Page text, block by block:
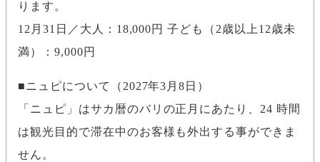
ります。
12月31日／大人：18,000円 子ども（2歳以上12歳未
満）：9,000円
ニュピについて（2027年3月8日）
「ニュピ」はサカ暦のバリの正月にあたり、24 時間
は観光目的で滞在中のお客様も外出する事ができま
せん。